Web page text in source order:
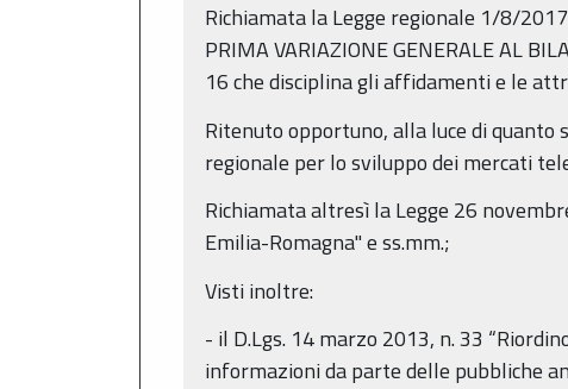
Richiamata la Legge regionale 1/8/2017
PRIMA VARIAZIONE GENERALE AL
16 che disciplina gli affidamenti e le
Ritenuto opportuno, alla luce di quanto
regionale per lo sviluppo dei mercati
Richiamata altresì la Legge 26
Emilia-Romagna" e ss.mm.;
Visti inoltre:
- il D.Lgs. 14 marzo 2013, n. 33
informazioni da parte delle pubbliche